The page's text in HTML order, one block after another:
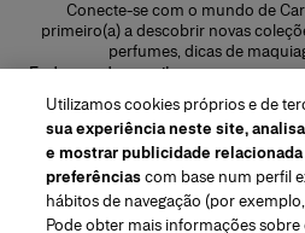
Conecte-se com o mundo de
primeiro(a) a descobrir novas
perfumes, dicas de
Endereço de e-mail
Utilizamos cookies próprios e de
sua experiência neste site,
e mostrar publicidade relacionada
preferênciascom base num perfil
hábitos de navegação (por
Pode obter mais informações